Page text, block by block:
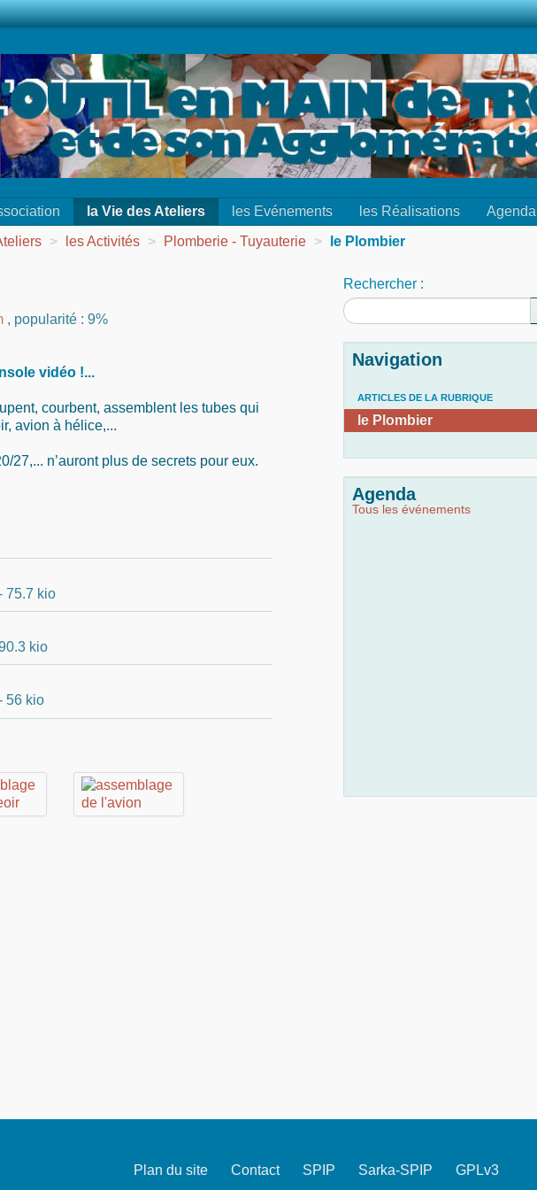
la Vie des Ateliers les Evénements les Réalisations Agenda
> les Activités > Plomberie - Tuyauterie > le Plombier
, popularité : 9%
vidéo !...
courbent, assemblent les tubes qui
avion à hélice,...
27,... n’auront plus de secrets pour eux.
75.7 kio
kio
56 kio
Rechercher :
Navigation
ARTICLES DE LA RUBRIQUE
le Plombier
Agenda
Tous les événements
Plan du site Contact SPIP Sarka-SPIP GPLv3